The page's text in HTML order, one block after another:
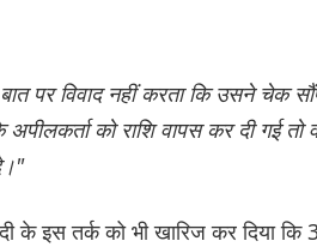
पर विवाद नहीं करता कि उसने चेक
अपीलकर्ता को राशि वापस कर दी
के इस तर्क को भी खारिज कर दिया